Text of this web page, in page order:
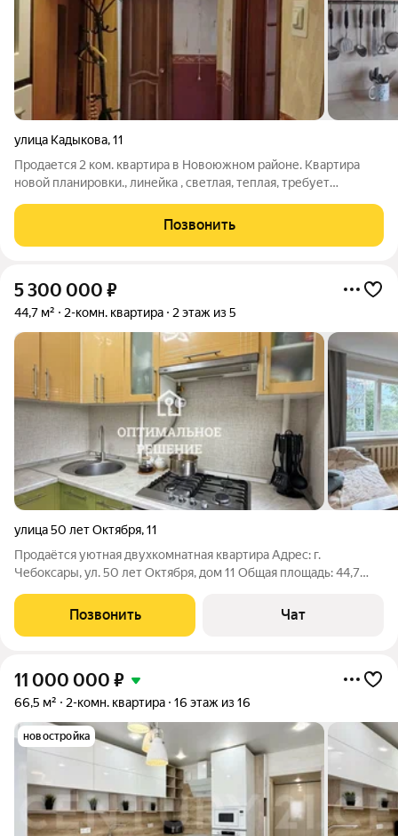
улица Кадыкова,11
Продается 2 ком. квартира в Новоюжном районе. Квартира
новой планировки., линейка , светлая, теплая, требует
поменены. В квартире имеется кондиционер.Ванная комната
вся в розовом кафеле. Квартира
Позвонить
5 300 000 ₽
44,7 м² 2-комн. квартира 2 этаж из 5
улица 50 лет Октября,11
Продаётся уютная двухкомнатная квартира Адрес: г.
Чебоксары, ул. 50 лет Октября, дом 11 Общая площадь: 44,7
Квартира расположена на втором этаже, просторная и светлая
благодаря
Позвонить Чат
11 000 000 ₽
66,5 м² 2-комн. квартира 16 этаж из 16
новостройка